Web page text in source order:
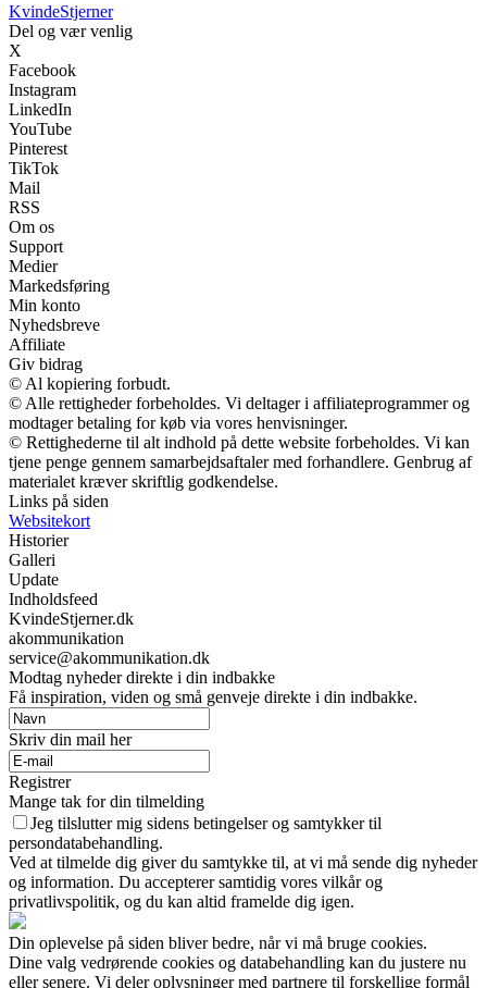
KvindeStjerner
Del og vær venlig
X
Facebook
Instagram
LinkedIn
YouTube
Pinterest
TikTok
Mail
RSS
Om os
Support
Medier
Markedsføring
Min konto
Nyhedsbreve
Affiliate
Giv bidrag
© Al kopiering forbudt.
© Alle rettigheder forbeholdes. Vi deltager i affiliateprogrammer og
modtager betaling for køb via vores henvisninger.
© Rettighederne til alt indhold på dette website forbeholdes. Vi kan
tjene penge gennem samarbejdsaftaler med forhandlere. Genbrug af
materialet kræver skriftlig godkendelse.
Links på siden
Websitekort
Historier
Galleri
Update
Indholdsfeed
KvindeStjerner.dk
akommunikation
service@akommunikation.dk
Modtag nyheder direkte i din indbakke
Få inspiration, viden og små genveje direkte i din indbakke.
Skriv din mail her
Registrer
Mange tak for din tilmelding
Jeg tilslutter mig sidens betingelser og samtykker til
persondatabehandling.
Ved at tilmelde dig giver du samtykke til, at vi må sende dig nyheder
og information. Du accepterer samtidig vores vilkår og
privatlivspolitik, og du kan altid framelde dig igen.
Din oplevelse på siden bliver bedre, når vi må bruge cookies.
Dine valg vedrørende cookies og databehandling kan du justere nu
eller senere. Vi deler oplysninger med partnere til forskellige formål